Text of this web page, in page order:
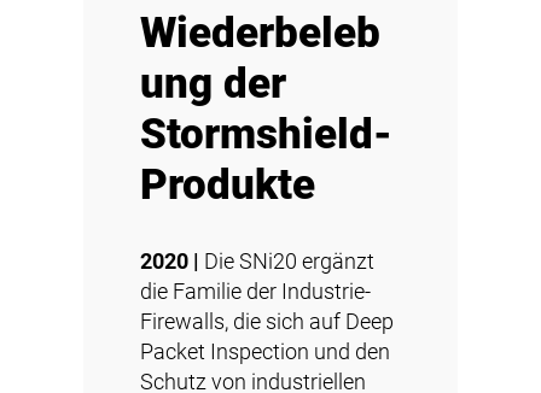
Wiederbeleb
ung der
Stormshield-
Produkte
2020 | Die SNi20 ergänzt
die Familie der Industrie-
Firewalls, die sich auf Deep
Packet Inspection und den
Schutz von industriellen